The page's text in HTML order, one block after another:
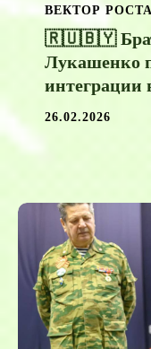
ВЕКТОР РОСТА
🇷🇺🇧🇾
Лукашенко
интеграции
26.02.2026